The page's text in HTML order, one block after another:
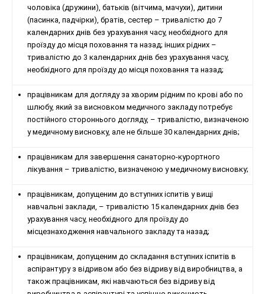
чоловіка (дружини), батьків (вітчима, мачухи), дитини
(пасинка, падчірки), братів, сестер – тривалістю до 7
календарних днів без урахування часу, необхідного для
проїзду до місця поховання та назад; інших рідних –
тривалістю до 3 календарних днів без урахування часу,
необхідного для проїзду до місця поховання та назад;
працівникам для догляду за хворим рідним по крові або по
шлюбу, який за висновком медичного закладу потребує
постійного стороннього догляду, – тривалістю, визначеною
у медичному висновку, але не більше 30 календарних днів;
працівникам для завершення санаторно-курортного
лікування – тривалістю, визначеною у медичному висновку;
працівникам, допущеним до вступних іспитів у вищі
навчальні заклади, – тривалістю 15 календарних днів без
урахування часу, необхідного для проїзду до
місцезнаходження навчального закладу та назад;
працівникам, допущеним до складання вступних іспитів в
аспірантуру з відривом або без відриву від виробництва, а
також працівникам, які навчаються без відриву від